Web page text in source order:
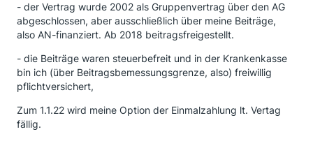
- der Vertrag wurde 2002 als Gruppenvertrag über den AG
abgeschlossen, aber ausschließlich über meine Beiträge,
also AN-finanziert. Ab 2018 beitragsfreigestellt.
- die Beiträge waren steuerbefreit und in der Krankenkasse
bin ich (über Beitragsbemessungsgrenze, also) freiwillig
pflichtversichert,
Zum 1.1.22 wird meine Option der Einmalzahlung lt. Vertag
fällig.